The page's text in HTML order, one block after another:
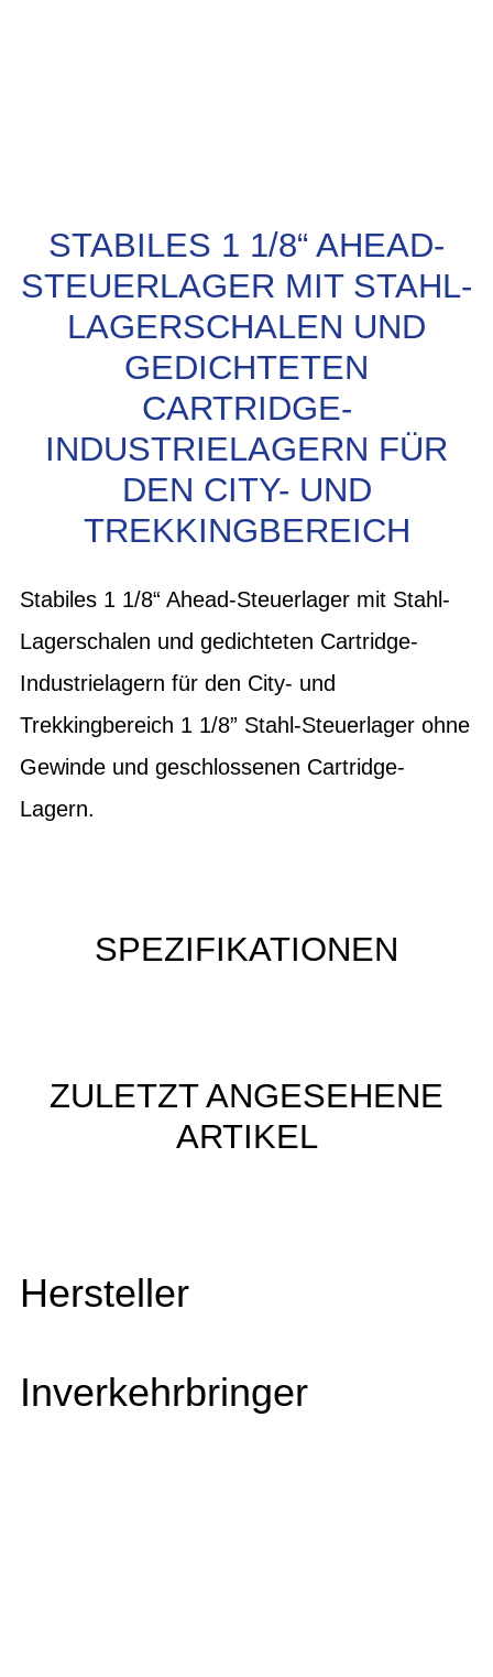
STABILES 1 1/8“ AHEAD-
STEUERLAGER MIT STAHL-
LAGERSCHALEN UND
GEDICHTETEN
CARTRIDGE-
INDUSTRIELAGERN FÜR
DEN CITY- UND
TREKKINGBEREICH
Stabiles 1 1/8“ Ahead-Steuerlager mit Stahl-
Lagerschalen und gedichteten Cartridge-
Industrielagern für den City- und
Trekkingbereich 1 1/8” Stahl-Steuerlager ohne
Gewinde und geschlossenen Cartridge-
Lagern.
SPEZIFIKATIONEN
ZULETZT ANGESEHENE
ARTIKEL
Hersteller
Inverkehrbringer